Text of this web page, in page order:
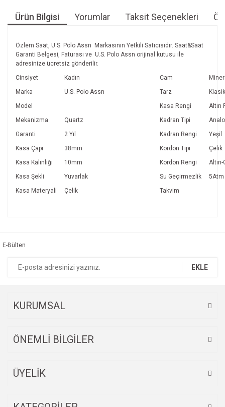
Ürün Bilgisi Yorumlar Taksit Seçenekleri
Özlem Saat, U.S. Polo Assn Markasının Yetkili Satıcısıdır. Saat&Saat
Garanti Belgesi, Faturası ve U.S. Polo Assn orijinal kutusu ile
adresinize ücretsiz gönderilir.
Cinsiyet
Kadın Cam
Marka
U.S. Polo Assn Tarz
Model
Kasa Rengi
Altın
Mekanizma
Quartz Kadran Tipi
Garanti
2 Yıl Kadran Rengi
Yeşil
Kasa Çapı
38mm Kordon Tipi
Çelik
Kasa Kalınlığı
10mm Kordon Rengi
Kasa Şekli
Yuvarlak Su Geçirmezlik
5Atm
Kasa Materyali
Çelik Takvim
Ürün fiyatı diğer sitelerden daha pahalı.
E-Bülten
EKLE
KURUMSAL
ÖNEMLİ BİLGİLER
ÜYELİK